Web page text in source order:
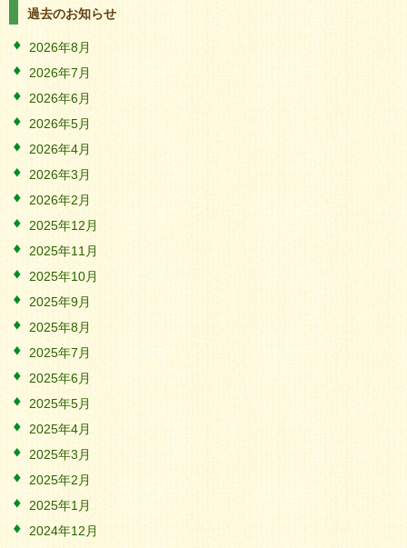
過去のお知らせ
2026年8月
2026年7月
2026年6月
2026年5月
2026年4月
2026年3月
2026年2月
2025年12月
2025年11月
2025年10月
2025年9月
2025年8月
2025年7月
2025年6月
2025年5月
2025年4月
2025年3月
2025年2月
2025年1月
2024年12月